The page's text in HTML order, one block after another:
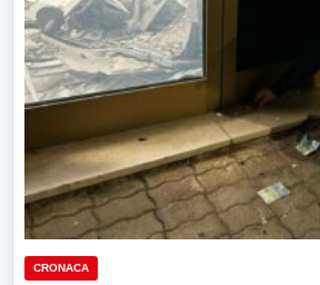
CRONACA